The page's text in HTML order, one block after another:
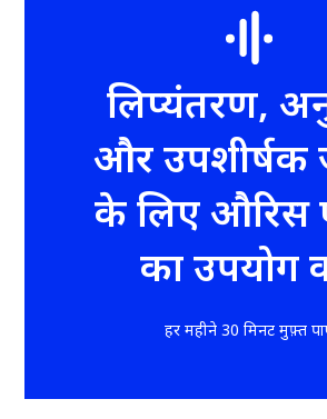
लिप्यंतरण,
और उपशीर्षक
के लिए
का उपयोग
हर महीने 30 मिनट मुफ़्त